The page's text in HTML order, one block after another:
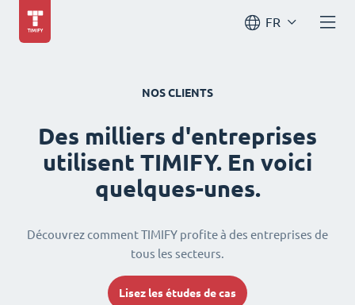
FR
NOS CLIENTS
Des milliers d'entreprises
utilisent TIMIFY. En voici
quelques-unes.
Découvrez comment TIMIFY profite à des entreprises de
tous les secteurs.
Lisez les études de cas